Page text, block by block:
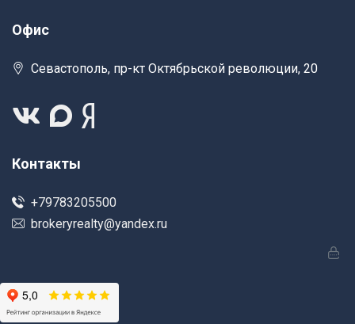
Офис
Севастополь, пр-кт Октябрьской революции, 20
Контакты
+79783205500
brokeryrealty@yandex.ru